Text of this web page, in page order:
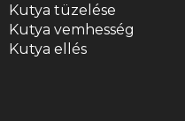
Kutya tüzelése
Kutya vemhesség
Kutya ellés